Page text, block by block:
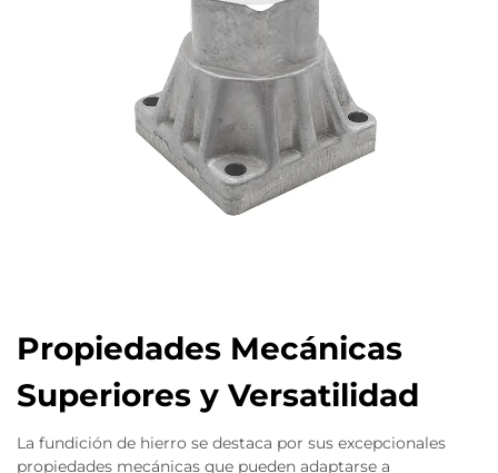
Propiedades Mecánicas
Superiores y Versatilidad
La fundición de hierro se destaca por sus excepcionales
propiedades mecánicas que pueden adaptarse a